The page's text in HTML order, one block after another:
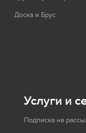
Доска и Брус
Услуги и
Подписка на